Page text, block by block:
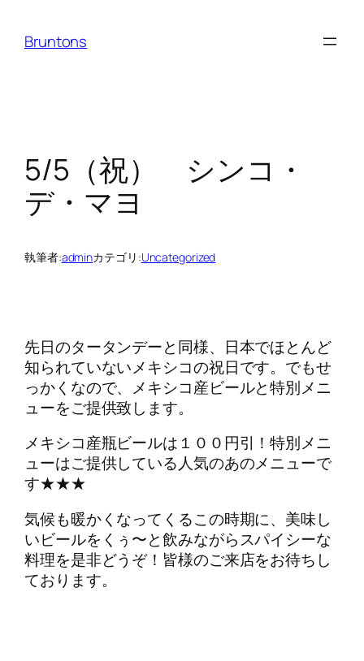
Bruntons
5/5（祝） シンコ・
デ・マヨ
執筆者:adminカテゴリ:Uncategorized
先日のタータンデーと同様、日本でほとんど
知られていないメキシコの祝日です。でもせ
っかくなので、メキシコ産ビールと特別メニ
ューをご提供致します。
メキシコ産瓶ビールは１００円引！特別メニ
ューはご提供している人気のあのメニューで
す★★★
気候も暖かくなってくるこの時期に、美味し
いビールをくぅ〜と飲みながらスパイシーな
料理を是非どうぞ！皆様のご来店をお待ちし
ております。